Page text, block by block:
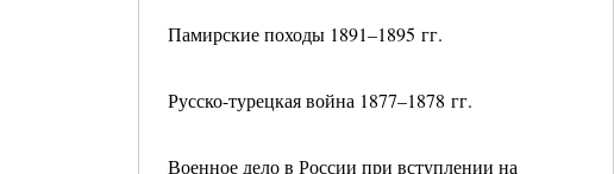
Памирские походы 1891–1895 гг.
Русско-турецкая война 1877–1878 гг.
Военное дело в России при вступлении на